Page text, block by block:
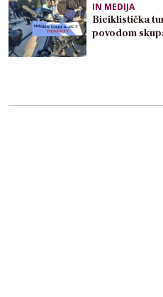
IN MEDIJA
Biciklistička
povodom